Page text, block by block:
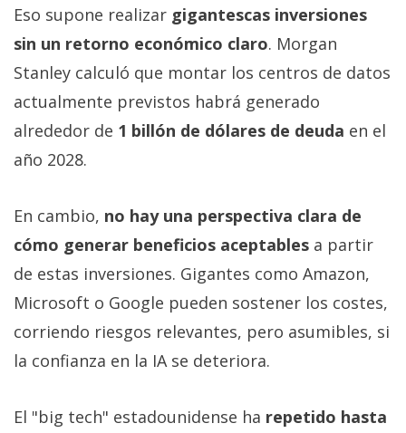
Eso supone realizar gigantescas inversiones
sin un retorno económico claro. Morgan
Stanley calculó que montar los centros de datos
actualmente previstos habrá generado
alrededor de 1 billón de dólares de deuda en el
año 2028.
En cambio, no hay una perspectiva clara de
cómo generar beneficios aceptables a partir
de estas inversiones. Gigantes como Amazon,
Microsoft o Google pueden sostener los costes,
corriendo riesgos relevantes, pero asumibles, si
la confianza en la IA se deteriora.
El "big tech" estadounidense ha repetido hasta